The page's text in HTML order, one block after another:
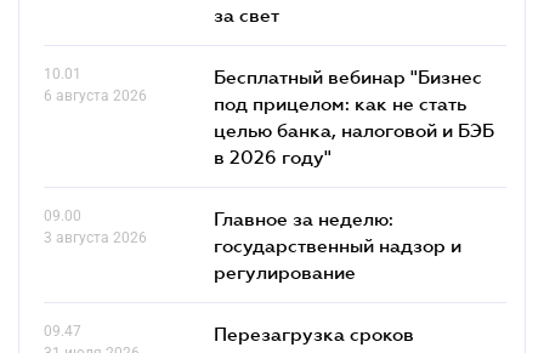
за свет
10.01
6 августа 2026
Бесплатный вебинар "Бизнес
под прицелом: как не стать
целью банка, налоговой и БЭБ
в 2026 году"
09.00
3 августа 2026
Главное за неделю:
государственный надзор и
регулирование
09.47
Перезагрузка сроков